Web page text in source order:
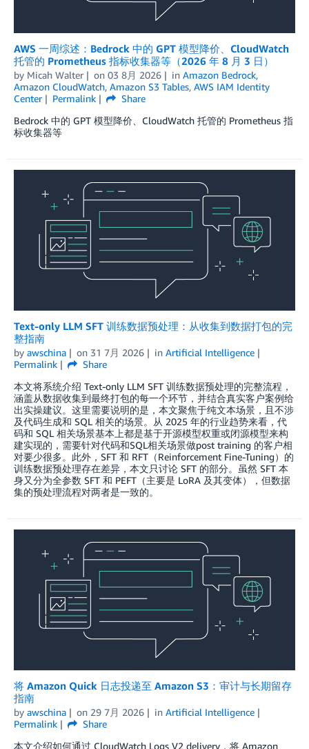
AWS 一周综述：Bedrock 中的 GPT 模型降价、CloudWatch
托管的 Prometheus 指标收集器等（2026 年 8 月 3 日）
by Micah Walter on 03 8月 2026 in Amazon Bedrock,
Amazon CloudWatch, Amazon S3 Tables, AWS IAM Identity
Center
Permalink
Share
Bedrock 中的 GPT 模型降价、CloudWatch 托管的 Prometheus 指
标收集器等
Text-only LLM SFT 训练数据预处理：从收集到数据打包的完
整指南
by awschina on 31 7月 2026 in Artificial Intelligence
Permalink
Share
本文将系统介绍 Text-only LLM SFT 训练数据预处理的完整流程，
涵盖从数据收集到最终打包的每一个环节，并结合真实客户案例给
出实操建议。这里需要说明的是，本文聚焦于纯文本场景，且不涉
及代码生成和 SQL 相关的场景。从 2025 年的行业趋势来看，代
码和 SQL 相关场景基本上都是基于开源模型权重或闭源模型来构
建实现的，需要针对代码和SQL相关场景做post training 的客户相
对要少很多。此外，SFT 和 RFT（Reinforcement Fine-Tuning）的
训练数据预处理存在差异，本文只讨论 SFT 的部分。虽然 SFT 本
身又分为全参数 SFT 和 PEFT（主要是 LoRA 及其变体），但数据
集的预处理流程对两者是一致的。
将 Amazon Quick 日志投递至 Amazon S3：审计与长期留存
指南
by awschina on 29 7月 2026 in Artificial Intelligence
Permalink
Share
本文介绍如何通过 CloudWatch Logs V2 delivery，将 Amazon